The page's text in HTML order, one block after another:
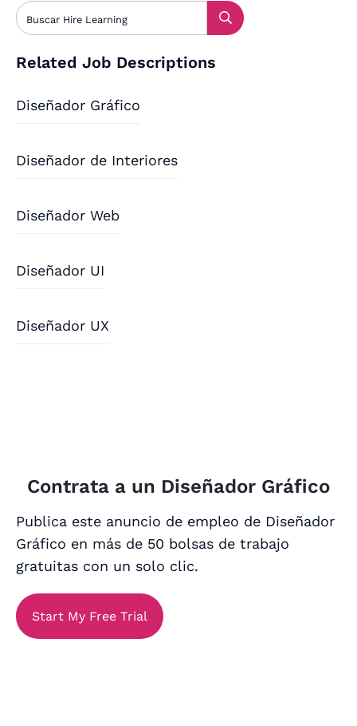
Related Job Descriptions
Diseñador Gráfico
Diseñador de Interiores
Diseñador Web
Diseñador UI
Diseñador UX
Contrata a un Diseñador Gráfico
Publica este anuncio de empleo de Diseñador
Gráfico en más de 50 bolsas de trabajo
gratuitas con un solo clic.
Start My Free Trial